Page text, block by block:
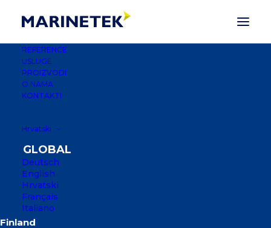
REFERENCE
USLUGE
PROIZVODI
O NAMA
KONTAKTI
Hrvatski
Deutsch
English
Hrvatski
Français
Italiano